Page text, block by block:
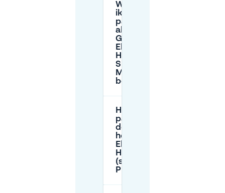
Waar kan
ik
parkeren
als ik het
Green
Elephant
Hostel &
Spa in
Maastricht
bezoek?
Hoeveel kost
parkeren in
de buurt van
het Green
Elephant
Hostel & Spa
(station
P+R/garage)?